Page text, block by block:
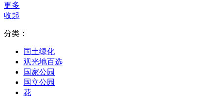
更多
收起
分类：
国土绿化
观光地百选
国家公园
国立公园
花